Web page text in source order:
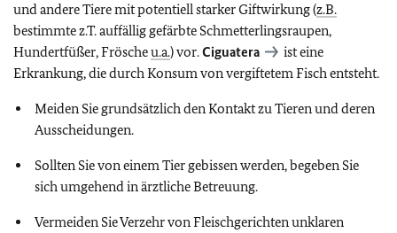
und andere Tiere mit potentiell starker Giftwirkung (z.B.
bestimmte z.T. auffällig gefärbte Schmetterlingsraupen,
Hundertfüßer, Fröscheu.a.) vor.Ciguatera
ist eine
Erkrankung, die durch Konsum von vergiftetem Fisch entsteht.
Meiden Sie grundsätzlich den Kontakt zu Tieren und deren
Ausscheidungen.
Sollten Sie von einem Tier gebissen werden, begeben Sie
sich umgehend in ärztliche Betreuung.
Vermeiden Sie Verzehr von Fleischgerichten unklaren